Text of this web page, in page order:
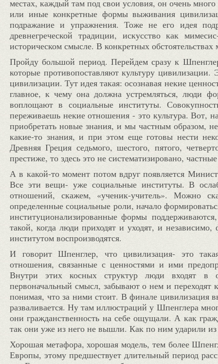
местах, каждый там под свои условия, он очень
или иные конкретные формы выживания
подражание и упражнения. Тоже не его идея
древнегреческой традиции, искусство как
историческом смысле. В конкретных
Пройду большой период. Перейдем сразу к
которые противопоставляют культуру
цивилизации. Тут идея такая: осознавая некие
главное, к чему она должна устремляться, люди
воплощают в социальные институты.
переживаешь некие отношения - это культура. Вот,
приобретать новые знания, и мы частным образом,
какие-то знания, и при этом еще готовы нести
Древняя Греция седьмого, шестого, пятого,
престиже, то здесь это не систематизировано,
А в какой-то момент потом вдруг появляется
Все эти вещи- уже социальные институты. В
отношений, скажем, «ученик-учитель». Можно
определенные социальные роли, начало
институционализированные формы
такой, когда люди приходят и уходят, и
институтом воспроизводятся.
И говорит Шпенглер, что цивилизация- это
отношения, связанные с ценностями и ими
Внутри этих косных структур люди входят в
первоначальный смысл, забывают о нем и
понимая, что за ними стоит. В финале цивилизация
разваливается. Ну там иллюстраций у Шпенглера
они гражданственность на себе ощущали. А как
так они уже из него не вышли. Как по ним ударили из
Хорошая метафора, хорошая модель, тем более
Европы, этому предшествует длительный период